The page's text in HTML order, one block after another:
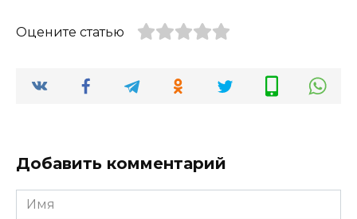
Оцените статью
Добавить комментарий
Имя